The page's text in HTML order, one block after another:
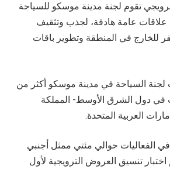
تقوم لجنة مدينة موسكو للسياحة
علاقات عامة هادفة، لجذب وتثقيف
للخارج في المنطقة وتطوير باقات
نظّمت لجنة السياحة في مدينة موسكو أكثر من
في دول الشرق الأوسط- المملكة
العربية المتحدة.
الفعاليات حوالي مئتي ممثل أجنبي
تنسيق العروض الترويجية لأول